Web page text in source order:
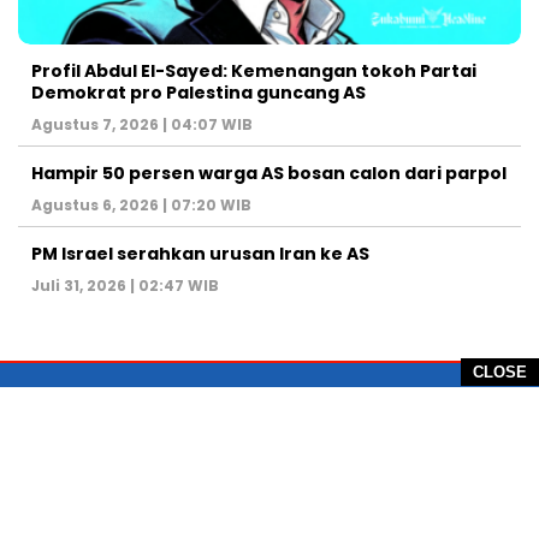
CLOSE
Profil Abdul El-Sayed: Kemenangan tokoh Partai
Demokrat pro Palestina guncang AS
Agustus 7, 2026 | 04:07 WIB
Hampir 50 persen warga AS bosan calon dari parpol
Agustus 6, 2026 | 07:20 WIB
PM Israel serahkan urusan Iran ke AS
Juli 31, 2026 | 02:47 WIB